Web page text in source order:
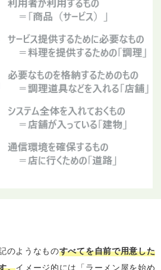
のようなものすべてを自前で用意した
。イメージ的には「ラーメン屋を始め